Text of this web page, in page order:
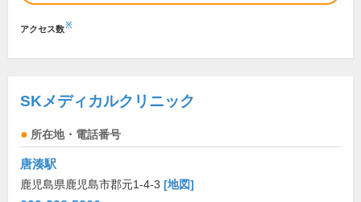
アクセス数※
SKメディカルクリニック
所在地・電話番号
唐湊駅
鹿児島県鹿児島市郡元1-4-3 [地図]